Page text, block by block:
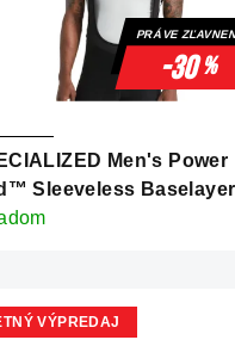
PRÁVE
-30%
Men's Power
Sleeveless Baselayer
Grey
VÝPREDAJ